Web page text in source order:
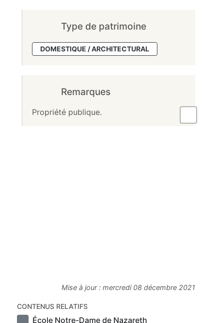
Type de patrimoine
DOMESTIQUE / ARCHITECTURAL
Remarques
Propriété publique.
Mise à jour : mercredi 08 décembre 2021
CONTENUS RELATIFS
École Notre-Dame de Nazareth